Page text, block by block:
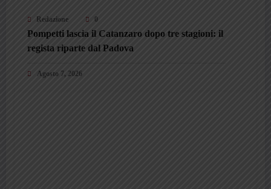
Redazione 0
Pompetti lascia il Catanzaro dopo tre stagioni: il
regista riparte dal Padova
Agosto 7, 2026